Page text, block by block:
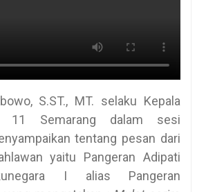
S.ST., MT. selaku Kepala
11 Semarang dalam sesi
tentang pesan dari
yaitu Pangeran Adipati
I alias Pangeran